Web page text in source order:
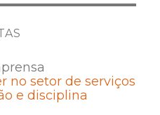
no setor de serviços
e disciplina